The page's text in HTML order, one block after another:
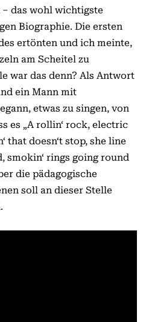
das wohl wichtigste
Biographie. Die ersten
ertönten und ich meinte,
am Scheitel zu
war das denn? Als Antwort
ein Mann mit
etwas zu singen, von
es „A rollin‘ rock, electric
that doesn‘t stop, she line
smokin‘ rings going round
die pädagogische
soll an dieser Stelle